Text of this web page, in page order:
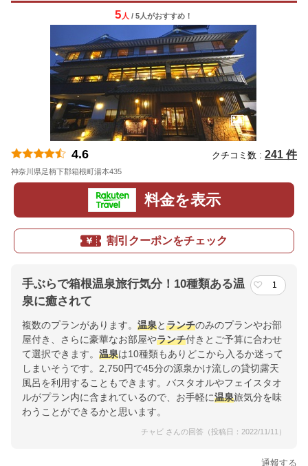
5 人 / 5人がおすすめ！
4.6 クチコミ数 : 241 件
神奈川県足柄下郡箱根町湯本435
料金を表示
割引クーポンをチェック
手ぶらで箱根温泉旅行気分！10種類ある温
泉に癒されて
1
複数のプランがあります。 温泉とランチのみのプランやお部
屋付き、さらに豪華なお部屋やランチ付きとご予算に合わせ
て選択できます。 温泉は10種類もありどこから入るか迷って
しまいそうです。2,750円で45分の源泉かけ流しの貸切露天
風呂を利用することもできます。バスタオルやフェイスタオ
ルがプラン内に含まれているので、お手軽に温泉旅気分を味
わうことができるかと思います。
チャビ さんの回答（投稿日：2022/11/11）
通報する